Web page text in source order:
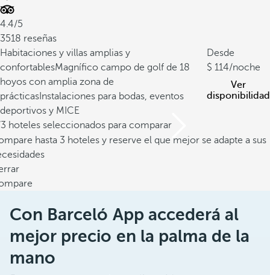
4.4/5
3518 reseñas
Habitaciones y villas amplias y
confortablesMagnífico campo de golf de 18
hoyos con amplia zona de
prácticas Instalaciones para bodas, eventos
deportivos y MICE
Desde
114/noche
Ver
disponibilidad
hoteles seleccionados para comparar
hasta 3 hoteles y reserve el que mejor se adapte a sus
Con Barceló App accederá al
mejor precio en la palma de la
mano